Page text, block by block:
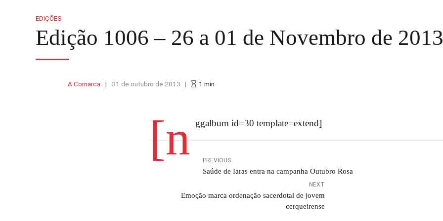
EDIÇÕES
Edição 1006 – 26 a 01 de Novembro de 2013
A Comarca 31 de outubro de 2013 1 min
[n ggalbum id=30 template=extend]
PREVIOUS
Saúde de Iaras entra na campanha Outubro Rosa
NEXT
Emoção marca ordenação sacerdotal de jovem
cerqueirense